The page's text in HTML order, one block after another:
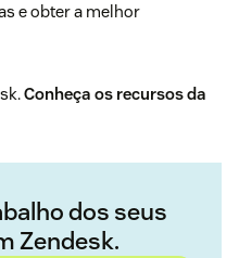
e obter a melhor
Conheça os recursos da
dos seus
Zendesk.